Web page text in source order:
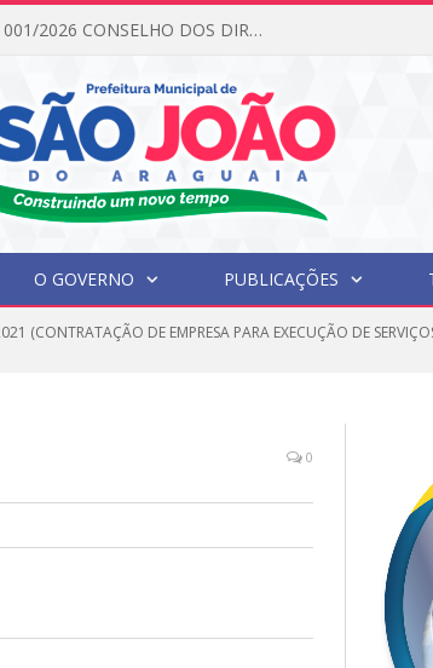
EDITAL DE CHAMADA PÚBLICA Nº 001/2026 CONSELHO DOS DIREITOS DA CRIANÇA E DO ADOLESCENTE
O GOVERNO PUBLICAÇÕES
(CONTRATAÇÃO DE EMPRESA PARA EXECUÇÃO DE
0